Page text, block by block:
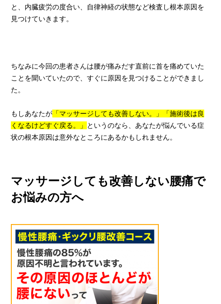
と、内臓疲労の度合い、自律神経の状態など検査し根本原因を
見つけていきます。
ちなみに今回の患者さんは腰が痛みだす直前に首を痛めていた
ことを聞いていたので、すぐに原因を見つけることができまし
た。
もしあなたが 「マッサージしても改善しない。」「施術後は良
くなるけどすぐ戻る。」
というのなら、あなたが悩んでいる症
状の根本原因は意外なところにあるかもしれません。
マッサージしても改善しない腰痛で
お悩みの方へ